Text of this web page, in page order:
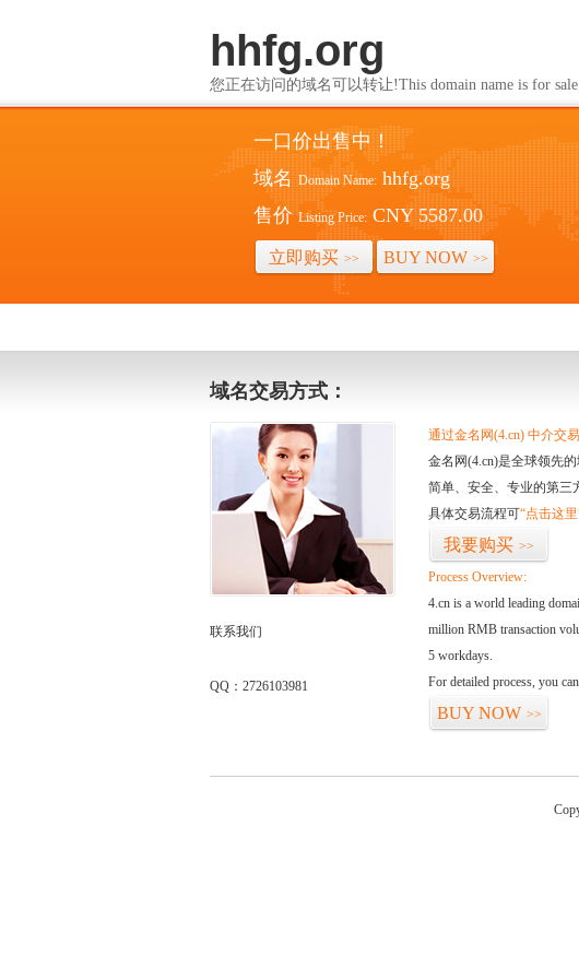
hhfg.org
您正在访问的域名可以转让!This domain name is for
一口价出售中！
域名 Domain Name: hhfg.org
售价 Listing Price: CNY 5587.00
立即购买 >> BUY NOW >>
域名交易方式：
联系我们
QQ：2726103981
通过金名网(4.cn) 中介交易
金名网(4.cn)是全球领先
简单、安全、专业的第三
具体交易流程可“点击这里
我要购买 >>
Process Overview:
4.cn is a world leading
million RMB transaction
5 workdays.
For detailed process, you can
BUY NOW >>